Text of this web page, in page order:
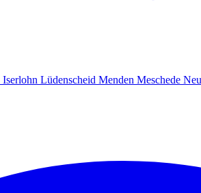
Iserlohn Lüdenscheid Menden Meschede